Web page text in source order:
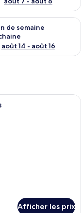
semaine août 7 -
de semaine
août 14 - août 16
la disponibilité pour
d’hôtel avec deux lits,
Afficher les prix